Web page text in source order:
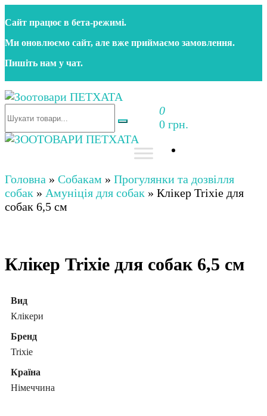
до
контенту
Сайт працює в бета‑режимі.
Ми оновлюємо сайт, але вже приймаємо замовлення.
Пишіть нам у чат.
Зоотовари ПЕТХАТА
Зоомагазин для собак та котів | Корм, іграшки,
аксесуари та догляд за тваринами. Доставка по
0
0 грн.
аксесуари та догляд за тваринами. Доставка по
Україні
Головна » Собакам » Прогулянки та дозвілля
собак » Амуніція для собак » Клікер Trixie для
собак 6,5 см
Клікер Trixie для собак 6,5 см
Вид
Клікери
Бренд
Trixie
Країна
Німеччина